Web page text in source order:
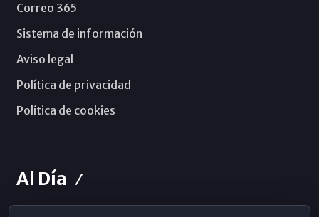
Correo 365
Sistema de información
Aviso legal
Política de privacidad
Política de cookies
Al Día